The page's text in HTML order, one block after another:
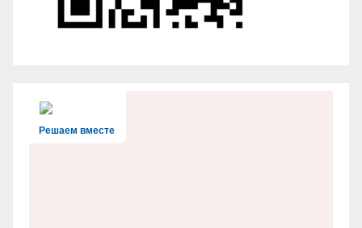
Решаем вместе